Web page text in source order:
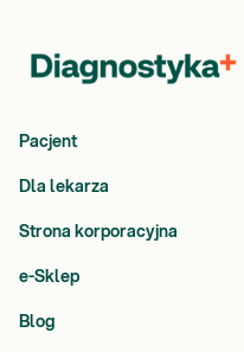
Pacjent
Dla lekarza
Strona korporacyjna
e-Sklep
Blog